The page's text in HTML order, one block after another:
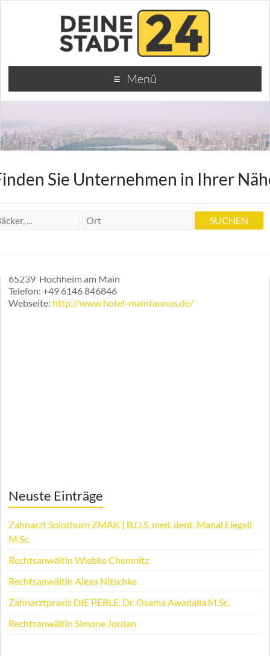
Menü
Sie Unternehmen in Ihrer
65239 Hochheim am Main
Telefon:+49 6146 846846
Webseite: http://www.hotel-maintaunus.de/
Neuste Einträge
Zahnarzt Solothurn ZMAK | B.D.S. med. dent. Manal Elegeli
M.Sc.
Rechtsanwältin Wiebke Chemnitz
Rechtsanwältin Alexa Nitschke
Zahnarztpraxis DIE PERLE, Dr. Osama Awadalla M.Sc.
Rechtsanwältin Simone Jordan